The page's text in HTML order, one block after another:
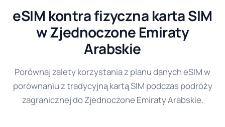
eSIM kontra fizyczna karta SIM
w Zjednoczone Emiraty
Arabskie
Porównaj zalety korzystania z planu danych eSIM w
porównaniu z tradycyjną kartą SIM podczas podróży
zagranicznej do Zjednoczone Emiraty Arabskie.